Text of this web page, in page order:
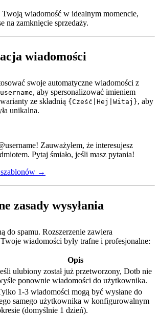
wiadomość w idealnym momencie,
na zamknięcie sprzedaży.
wiadomości
swoje automatyczne wiadomości z
, aby spersonalizować imieniem
ze składnią {Cześć|Hej|Witaj}, aby
unikalna.
Zauważyłem, że interesujesz
Pytaj śmiało, jeśli masz pytania!
→
zasady wysyłania
do spamu. Rozszerzenie zawiera
wiadomości były trafne i profesjonalne:
Opis
ulubiony został już przetworzony, Dotb nie
ponownie wiadomości do użytkownika.
1-3 wiadomości mogą być wysłane do
samego użytkownika w konfigurowalnym
(domyślnie 1 dzień).